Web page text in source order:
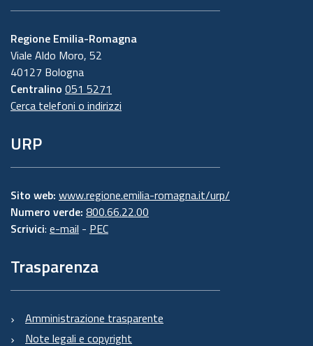
Regione Emilia-Romagna
Viale Aldo Moro, 52
40127 Bologna
Centralino 051 5271
Cerca telefoni o indirizzi
URP
Sito web: www.regione.emilia-romagna.it/urp/
Numero verde: 800.66.22.00
Scrivici: e-mail - PEC
Trasparenza
Amministrazione trasparente
Note legali e copyright